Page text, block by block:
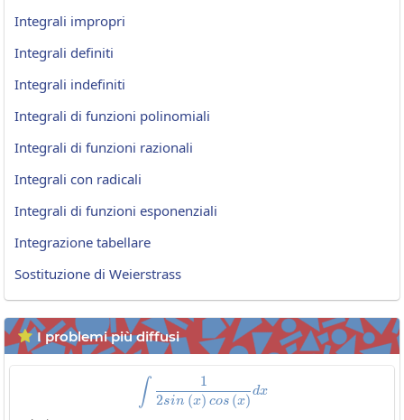
Integrali impropri
Integrali definiti
Integrali indefiniti
Integrali di funzioni polinomiali
Integrali di funzioni razionali
Integrali con radicali
Integrali di funzioni esponenziali
Integrazione tabellare
Sostituzione di Weierstrass
 I problemi più diffusi
∫ 2sin (x) cos (x)
1
dx